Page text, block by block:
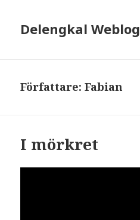
Delengkal Weblog
Författare:Fabian
I mörkret